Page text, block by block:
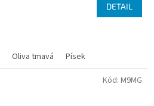
DETAIL
Oliva tmavá Písek
Kód: M9MG